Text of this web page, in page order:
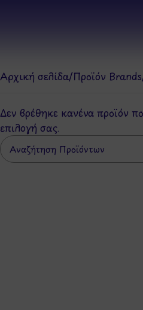
Αρχική σελίδα/Προϊόν Brands
Δεν βρέθηκε κανένα προϊόν
επιλογή σας.